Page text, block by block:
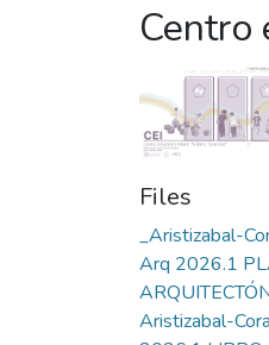
Centro
Files
_Aristizabal-
Arq 2026.1
Aristizabal-